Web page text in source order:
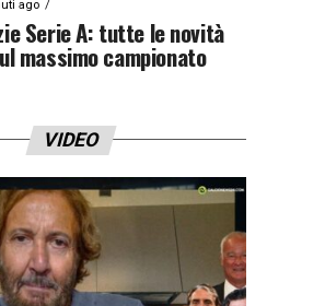
ago
Serie A: tutte le novità
massimo campionato
VIDEO